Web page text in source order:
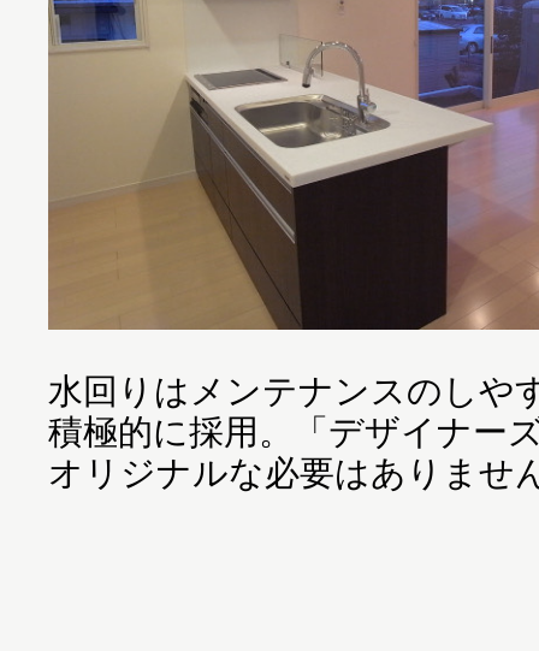
水回りはメンテナンスのしや
積極的に採用。「デザイナー
オリジナルな必要はありませ